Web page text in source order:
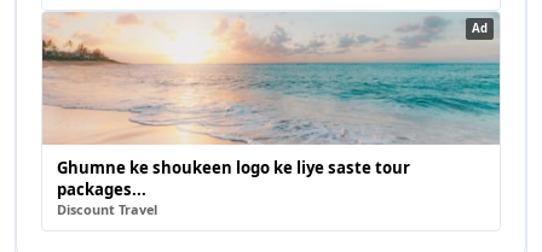
Ad
Ghumne ke shoukeen logo ke liye saste tour
packages...
Discount Travel